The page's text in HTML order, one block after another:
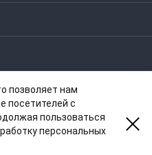
позволяет нам
посетителей с
пользоваться
персональных